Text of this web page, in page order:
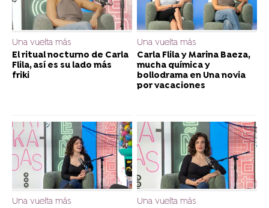
Una vuelta más
El ritual nocturno de Carla
Flila, así es su lado más
friki
Una vuelta más
Carla Flila y Marina Baeza,
mucha química y
bollodrama en Una novia
por vacaciones
Una vuelta más
Una vuelta más